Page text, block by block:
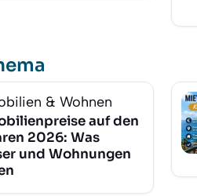
& Wohnen
auf den
2026: Was
und Wohnungen